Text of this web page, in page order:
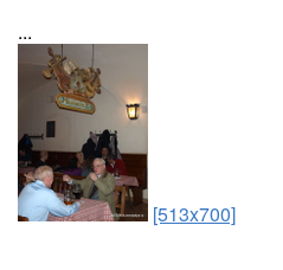
...
[513x700]